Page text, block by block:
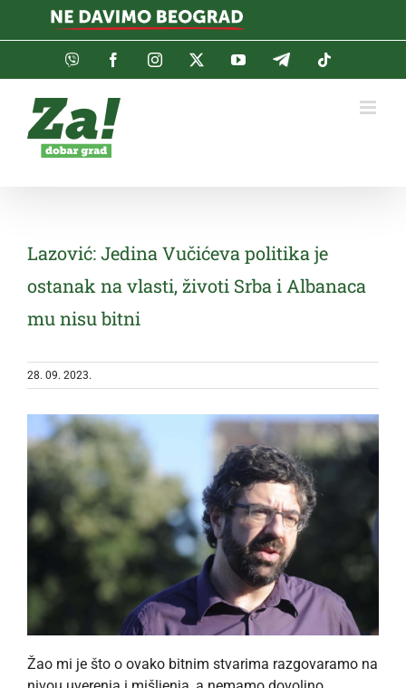
Viber FacebookInstagramTwitterYouTubeTelegram
Lazović: Jedina Vučićeva politika je
ostanak na vlasti, životi Srba i Albanaca
mu nisu bitni
28. 09. 2023.
Žao mi je što o ovako bitnim stvarima razgovaramo na